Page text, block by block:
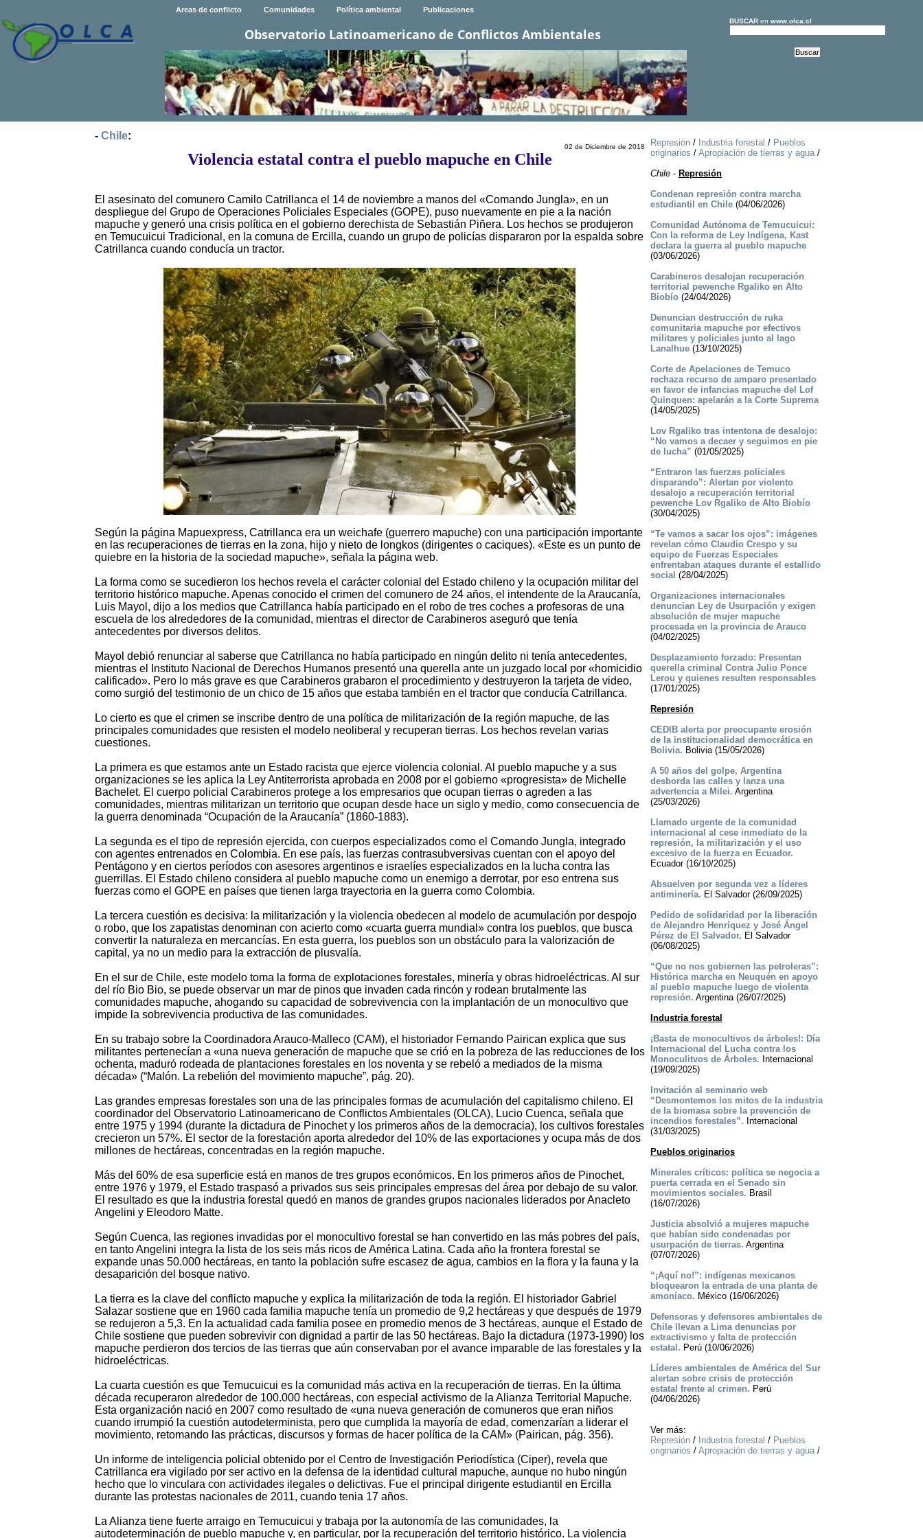
Areas de conflicto Comunidades Política ambiental Publicaciones
Observatorio Latinoamericano de Conflictos Ambientales
BUSCARen www.olca.cl
- Chile:
02 de Diciembre de 2018
Violencia estatal contra el pueblo mapuche en Chile
El asesinato del comunero Camilo Catrillanca el 14 de noviembre a manos del «Comando Jungla», en un
despliegue del Grupo de Operaciones Policiales Especiales (GOPE), puso nuevamente en pie a la nación
mapuche y generó una crisis política en el gobierno derechista de Sebastián Piñera. Los hechos se produjeron
en Temucuicui Tradicional, en la comuna de Ercilla, cuando un grupo de policías dispararon por la espalda sobre
Catrillanca cuando conducía un tractor.
Según la página Mapuexpress, Catrillanca era un weichafe (guerrero mapuche) con una participación importante
en las recuperaciones de tierras en la zona, hijo y nieto de longkos (dirigentes o caciques). «Este es un punto de
quiebre en la historia de la sociedad mapuche», señala la página web.
La forma como se sucedieron los hechos revela el carácter colonial del Estado chileno y la ocupación militar del
territorio histórico mapuche. Apenas conocido el crimen del comunero de 24 años, el intendente de la Araucanía,
Luis Mayol, dijo a los medios que Catrillanca había participado en el robo de tres coches a profesoras de una
escuela de los alrededores de la comunidad, mientras el director de Carabineros aseguró que tenía
antecedentes por diversos delitos.
Mayol debió renunciar al saberse que Catrillanca no había participado en ningún delito ni tenía antecedentes,
mientras el Instituto Nacional de Derechos Humanos presentó una querella ante un juzgado local por «homicidio
calificado». Pero lo más grave es que Carabineros grabaron el procedimiento y destruyeron la tarjeta de video,
como surgió del testimonio de un chico de 15 años que estaba también en el tractor que conducía Catrillanca.
Lo cierto es que el crimen se inscribe dentro de una política de militarización de la región mapuche, de las
principales comunidades que resisten el modelo neoliberal y recuperan tierras. Los hechos revelan varias
cuestiones.
La primera es que estamos ante un Estado racista que ejerce violencia colonial. Al pueblo mapuche y a sus
organizaciones se les aplica la Ley Antiterrorista aprobada en 2008 por el gobierno «progresista» de Michelle
Bachelet. El cuerpo policial Carabineros protege a los empresarios que ocupan tierras o agreden a las
comunidades, mientras militarizan un territorio que ocupan desde hace un siglo y medio, como consecuencia de
la guerra denominada “Ocupación de la Araucanía” (1860-1883).
La segunda es el tipo de represión ejercida, con cuerpos especializados como el Comando Jungla, integrado
con agentes entrenados en Colombia. En ese país, las fuerzas contrasubversivas cuentan con el apoyo del
Pentágono y en ciertos períodos con asesores argentinos e israelíes especializados en la lucha contra las
guerrillas. El Estado chileno considera al pueblo mapuche como un enemigo a derrotar, por eso entrena sus
fuerzas como el GOPE en países que tienen larga trayectoria en la guerra como Colombia.
La tercera cuestión es decisiva: la militarización y la violencia obedecen al modelo de acumulación por despojo
o robo, que los zapatistas denominan con acierto como «cuarta guerra mundial» contra los pueblos, que busca
convertir la naturaleza en mercancías. En esta guerra, los pueblos son un obstáculo para la valorización de
capital, ya no un medio para la extracción de plusvalía.
En el sur de Chile, este modelo toma la forma de explotaciones forestales, minería y obras hidroeléctricas. Al sur
del río Bio Bio, se puede observar un mar de pinos que invaden cada rincón y rodean brutalmente las
comunidades mapuche, ahogando su capacidad de sobrevivencia con la implantación de un monocultivo que
impide la sobrevivencia productiva de las comunidades.
En su trabajo sobre la Coordinadora Arauco-Malleco (CAM), el historiador Fernando Pairican explica que sus
militantes pertenecían a «una nueva generación de mapuche que se crió en la pobreza de las reducciones de los
ochenta, maduró rodeada de plantaciones forestales en los noventa y se rebeló a mediados de la misma
década» (“Malón. La rebelión del movimiento mapuche”, pág. 20).
Las grandes empresas forestales son una de las principales formas de acumulación del capitalismo chileno. El
coordinador del Observatorio Latinoamericano de Conflictos Ambientales (OLCA), Lucio Cuenca, señala que
entre 1975 y 1994 (durante la dictadura de Pinochet y los primeros años de la democracia), los cultivos forestales
crecieron un 57%. El sector de la forestación aporta alrededor del 10% de las exportaciones y ocupa más de dos
millones de hectáreas, concentradas en la región mapuche.
Más del 60% de esa superficie está en manos de tres grupos económicos. En los primeros años de Pinochet,
entre 1976 y 1979, el Estado traspasó a privados sus seis principales empresas del área por debajo de su valor.
El resultado es que la industria forestal quedó en manos de grandes grupos nacionales liderados por Anacleto
Angelini y Eleodoro Matte.
Según Cuenca, las regiones invadidas por el monocultivo forestal se han convertido en las más pobres del país,
en tanto Angelini integra la lista de los seis más ricos de América Latina. Cada año la frontera forestal se
expande unas 50.000 hectáreas, en tanto la población sufre escasez de agua, cambios en la flora y la fauna y la
desaparición del bosque nativo.
La tierra es la clave del conflicto mapuche y explica la militarización de toda la región. El historiador Gabriel
Salazar sostiene que en 1960 cada familia mapuche tenía un promedio de 9,2 hectáreas y que después de 1979
se redujeron a 5,3. En la actualidad cada familia posee en promedio menos de 3 hectáreas, aunque el Estado de
Chile sostiene que pueden sobrevivir con dignidad a partir de las 50 hectáreas. Bajo la dictadura (1973-1990) los
mapuche perdieron dos tercios de las tierras que aún conservaban por el avance imparable de las forestales y la
hidroeléctricas.
La cuarta cuestión es que Temucuicui es la comunidad más activa en la recuperación de tierras. En la última
década recuperaron alrededor de 100.000 hectáreas, con especial activismo de la Alianza Territorial Mapuche.
Esta organización nació en 2007 como resultado de «una nueva generación de comuneros que eran niños
cuando irrumpió la cuestión autodeterminista, pero que cumplida la mayoría de edad, comenzarían a liderar el
movimiento, retomando las prácticas, discursos y formas de hacer política de la CAM» (Pairican, pág. 356).
Un informe de inteligencia policial obtenido por el Centro de Investigación Periodística (Ciper), revela que
Catrillanca era vigilado por ser activo en la defensa de la identidad cultural mapuche, aunque no hubo ningún
hecho que lo vinculara con actividades ilegales o delictivas. Fue el principal dirigente estudiantil en Ercilla
durante las protestas nacionales de 2011, cuando tenia 17 años.
La Alianza tiene fuerte arraigo en Temucuicui y trabaja por la autonomía de las comunidades, la
autodeterminación de pueblo mapuche y, en particular, por la recuperación del territorio histórico. La violencia
Represión/ Industria forestal / Pueblos
originarios / Apropiación de tierras y agua/
Chile- Represión
Condenan represión contra marcha
estudiantil en Chile(04/06/2026)
Comunidad Autónoma de Temucuicui:
Con la reforma de Ley Indígena, Kast
declara la guerra al pueblo mapuche
(03/06/2026)
Carabineros desalojan recuperación
territorial pewenche Rgaliko en Alto
Biobío(24/04/2026)
Denuncian destrucción de ruka
comunitaria mapuche por efectivos
militares y policiales junto al lago
Lanalhue(13/10/2025)
Corte de Apelaciones de Temuco
rechaza recurso de amparo presentado
en favor de infancias mapuche del Lof
Quinquen: apelarán a la Corte Suprema
(14/05/2025)
Lov Rgaliko tras intentona de desalojo:
“No vamos a decaer y seguimos en pie
de lucha” (01/05/2025)
“Entraron las fuerzas policiales
disparando”: Alertan por violento
desalojo a recuperación territorial
pewenche Lov Rgaliko de Alto Biobío
(30/04/2025)
“Te vamos a sacar los ojos”: imágenes
revelan cómo Claudio Crespo y su
equipo de Fuerzas Especiales
enfrentaban ataques durante el estallido
social (28/04/2025)
Organizaciones internacionales
denuncian Ley de Usurpación y exigen
absolución de mujer mapuche
procesada en la provincia de Arauco
(04/02/2025)
Desplazamiento forzado: Presentan
querella criminal Contra Julio Ponce
Lerou y quienes resulten responsables
(17/01/2025)
Represión
CEDIB alerta por preocupante erosión
de la institucionalidad democrática en
Bolivia. Bolivia (15/05/2026)
A 50 años del golpe, Argentina
desborda las calles y lanza una
advertencia a Milei. Argentina
(25/03/2026)
Llamado urgente de la comunidad
internacional al cese inmediato de la
represión, la militarización y el uso
excesivo de la fuerza en Ecuador.
Ecuador (16/10/2025)
Absuelven por segunda vez a líderes
antiminería. El Salvador (26/09/2025)
Pedido de solidaridad por la liberación
de Alejandro Henríquez y José Ángel
Pérez de El Salvador. El Salvador
(06/08/2025)
“Que no nos gobiernen las petroleras”:
Histórica marcha en Neuquén en apoyo
al pueblo mapuche luego de violenta
represión. Argentina (26/07/2025)
Industria forestal
¡Basta de monocultivos de árboles!: Día
Internacional del Lucha contra los
Monoculitvos de Árboles. Internacional
(19/09/2025)
Invitación al seminario web
“Desmontemos los mitos de la industria
de la biomasa sobre la prevención de
incendios forestales”. Internacional
(31/03/2025)
Pueblos originarios
Minerales críticos: política se negocia a
puerta cerrada en el Senado sin
movimientos sociales. Brasil
(16/07/2026)
Justicia absolvió a mujeres mapuche
que habían sido condenadas por
usurpación de tierras. Argentina
(07/07/2026)
“¡Aquí no!”: indígenas mexicanos
bloquearon la entrada de una planta de
amoníaco. México (16/06/2026)
Defensoras y defensores ambientales de
Chile llevan a Lima denuncias por
extractivismo y falta de protección
estatal. Perú (10/06/2026)
Líderes ambientales de América del Sur
alertan sobre crisis de protección
estatal frente al crimen. Perú
(04/06/2026)
Ver más:
Represión/ Industria forestal / Pueblos
originarios / Apropiación de tierras y agua/